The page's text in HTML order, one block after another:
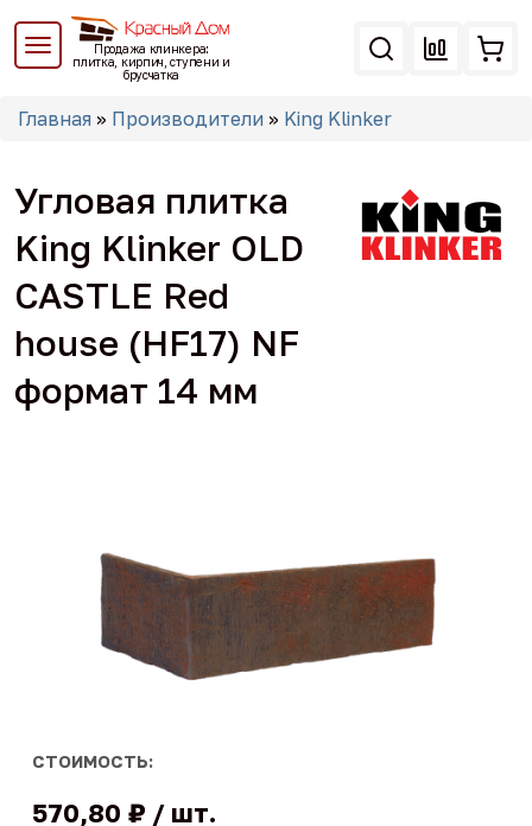
Перейти
основному
Продажа клинкера:
плитка, кирпич, ступени и
брусчатка
Вы
Главная » Производители » King Klinker
Угловая плитка
King Klinker OLD
CASTLE Red
house (HF17) NF
формат 14 мм
СТОИМОСТЬ:
570,80 ₽ шт.